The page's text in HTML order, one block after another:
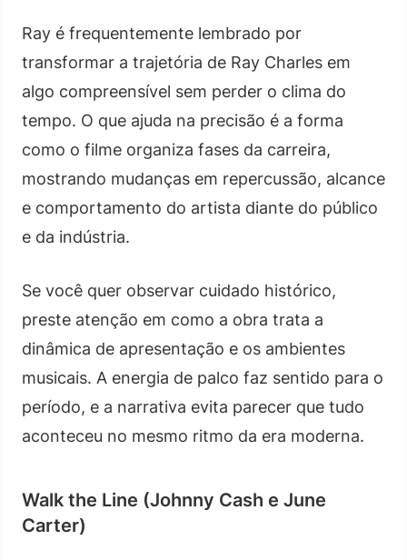
Ray é frequentemente lembrado por
transformar a trajetória de Ray Charles em
algo compreensível sem perder o clima do
tempo. O que ajuda na precisão é a forma
como o filme organiza fases da carreira,
mostrando mudanças em repercussão, alcance
e comportamento do artista diante do público
e da indústria.
Se você quer observar cuidado histórico,
preste atenção em como a obra trata a
dinâmica de apresentação e os ambientes
musicais. A energia de palco faz sentido para o
período, e a narrativa evita parecer que tudo
aconteceu no mesmo ritmo da era moderna.
Walk the Line (Johnny Cash e June
Carter)